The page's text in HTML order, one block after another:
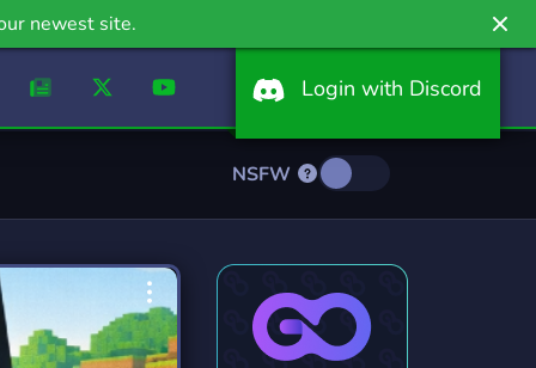
newest site.
Login with Discord
NSFW